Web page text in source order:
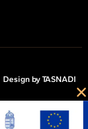
Design by TASNADI